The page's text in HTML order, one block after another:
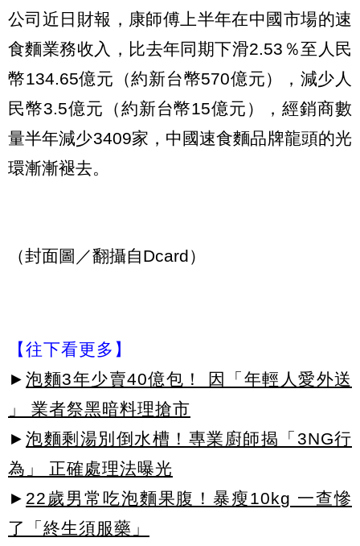
公司近日財報，康師傅上半年在中國市場的速
食麵業務收入，比去年同期下滑2.53％至人民
幣134.65億元（約新台幣570億元），減少人
民幣3.5億元（約新台幣15億元），經銷商數
量半年減少3409家，中國速食麵品牌龍頭的光
環漸漸褪去。
（封面圖／翻攝自Dcard）
【往下看更多】
► 泡麵3年少賣40億包！ 因「年輕人愛外送
」 業者祭黑暗料理搶市
► 泡麵剩湯別倒水槽！專業廚師揭「3NG行
為」 正確處理法曝光
► 22歲男常吃泡麵果腹！暴瘦10kg 一查慘
了「終生須服藥」